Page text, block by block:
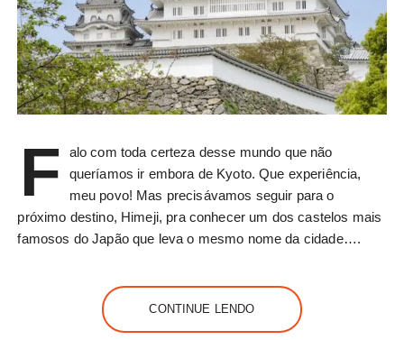
F
alo com toda certeza desse mundo que não
queríamos ir embora de Kyoto. Que experiência,
meu povo! Mas precisávamos seguir para o
próximo destino, Himeji, pra conhecer um dos castelos mais
famosos do Japão que leva o mesmo nome da cidade….
CONTINUE LENDO